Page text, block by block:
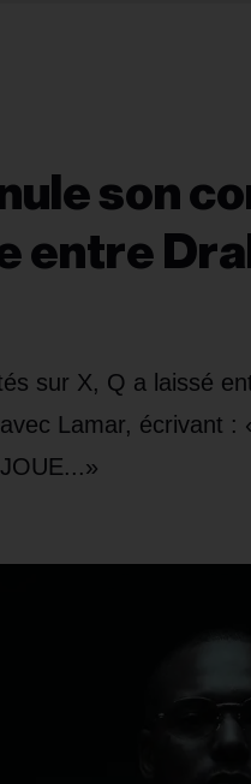
son
entre
sur X, Q a laissé
Lamar, écrivant :